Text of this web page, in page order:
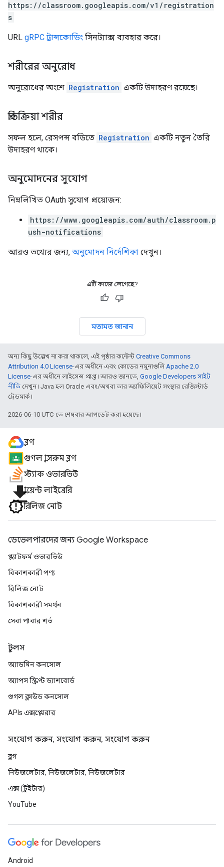
https://classroom.googleapis.com/v1/registration
s
URL gRPC ট্রান্সকোডিং সিনট্যাক্স ব্যবহার করে।
শরীরের অনুরোধ
অনুরোধের অংশে Registration একটি উদাহরণ রয়েছে।
প্রতিক্রিয়া শরীর
সফল হলে, রেসপন্স বডিতে Registration একটি নতুন তৈরি
উদাহরণ থাকে।
অনুমোদনের সুযোগ
নিম্নলিখিত OAuth সুযোগ প্রয়োজন:
https://www.googleapis.com/auth/classroom.p
ush-notifications
আরও তথ্যের জন্য, অনুমোদন নির্দেশিকা দেখুন।
এটি কাজে লেগেছে?
মতামত জানান
অন্য কিছু উল্লেখ না করা থাকলে, এই পৃষ্ঠার কন্টেন্ট Creative Commons
Attribution 4.0 License-এর অধীনে এবং কোডের নমুনাগুলিApache 2.0
License-এর অধীনে লাইসেন্স প্রাপ্ত। আরও জানতে, Google Developers সাইট
নীতি দেখুন। Java হল Oracle এবং/অথবা তার অ্যাফিলিয়েট সংস্থার রেজিস্টার্ড
ট্রেডমার্ক।
2026-06-10 UTC-তে শেষবার আপডেট করা হয়েছে।
ব্লগ
গুগল ক্লাসরুম ব্লগ
স্ট্যাক ওভারভিউ
file_downloadক্লায়েন্ট লাইব্রেরি
রিলিজ নোট
ডেভেলপারদের জন্য Google Workspace
প্ল্যাটফর্ম ওভারভিউ
বিকাশকারী পণ্য
রিলিজ নোট
বিকাশকারী সমর্থন
সেবা পাবার শর্ত
টুলস
অ্যাডমিন কনসোল
অ্যাপস স্ক্রিপ্ট ড্যাশবোর্ড
গুগল ক্লাউড কনসোল
APIs এক্সপ্লোরার
সংযোগ করুন, সংযোগ করুন, সংযোগ করুন
ব্লগ
নিউজলেটার, নিউজলেটার, নিউজলেটার
এক্স (টুইটার)
YouTube
Android